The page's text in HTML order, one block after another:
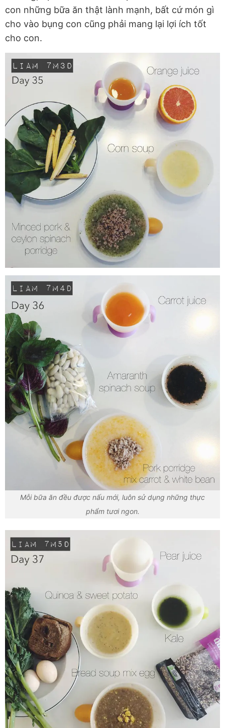
con những bữa ăn thật lành mạnh, bất cứ món gì
cho vào bụng con cũng phải mang lại lợi ích tốt
cho con.
Mỗi bữa ăn đều được nấu mới, luôn sử dụng những thực
phẩm tươi ngon.